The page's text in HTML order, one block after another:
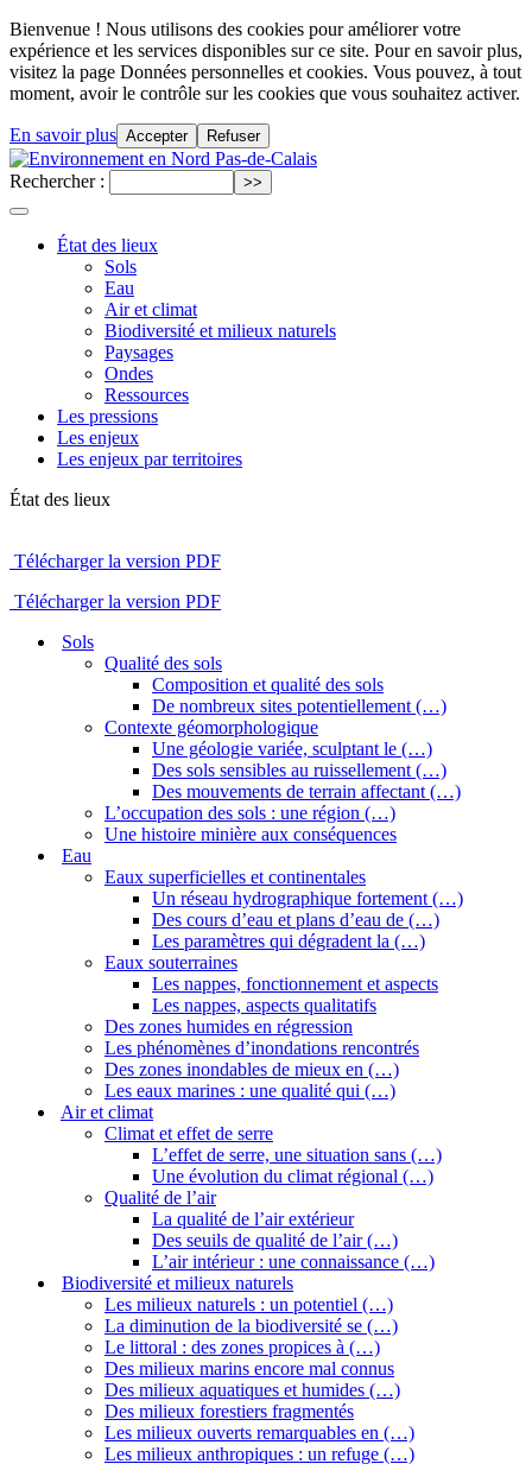
Bienvenue ! Nous utilisons des cookies pour améliorer votre
expérience et les services disponibles sur ce site. Pour en savoir plus,
visitez la page Données personnelles et cookies. Vous pouvez, à tout
moment, avoir le contrôle sur les cookies que vous souhaitez activer.
En savoir plus Accepter Refuser
Rechercher :
État des lieux
Sols
Eau
Air et climat
Biodiversité et milieux naturels
Paysages
Ondes
Ressources
Les pressions
Les enjeux
Les enjeux par territoires
État des lieux
Télécharger la version PDF
Télécharger la version PDF
Sols
Qualité des sols
Composition et qualité des sols
De nombreux sites potentiellement (…)
Contexte géomorphologique
Une géologie variée, sculptant le (…)
Des sols sensibles au ruissellement (…)
Des mouvements de terrain affectant (…)
L’occupation des sols : une région (…)
Une histoire minière aux conséquences
Eau
Eaux superficielles et continentales
Un réseau hydrographique fortement (…)
Des cours d’eau et plans d’eau de (…)
Les paramètres qui dégradent la (…)
Eaux souterraines
Les nappes, fonctionnement et aspects
Les nappes, aspects qualitatifs
Des zones humides en régression
Les phénomènes d’inondations rencontrés
Des zones inondables de mieux en (…)
Les eaux marines : une qualité qui (…)
Air et climat
Climat et effet de serre
L’effet de serre, une situation sans (…)
Une évolution du climat régional (…)
Qualité de l’air
La qualité de l’air extérieur
Des seuils de qualité de l’air (…)
L’air intérieur : une connaissance (…)
Biodiversité et milieux naturels
Les milieux naturels : un potentiel (…)
La diminution de la biodiversité se (…)
Le littoral : des zones propices à (…)
Des milieux marins encore mal connus
Des milieux aquatiques et humides (…)
Des milieux forestiers fragmentés
Les milieux ouverts remarquables en (…)
Les milieux anthropiques : un refuge (…)